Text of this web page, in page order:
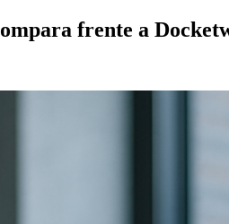
frente a